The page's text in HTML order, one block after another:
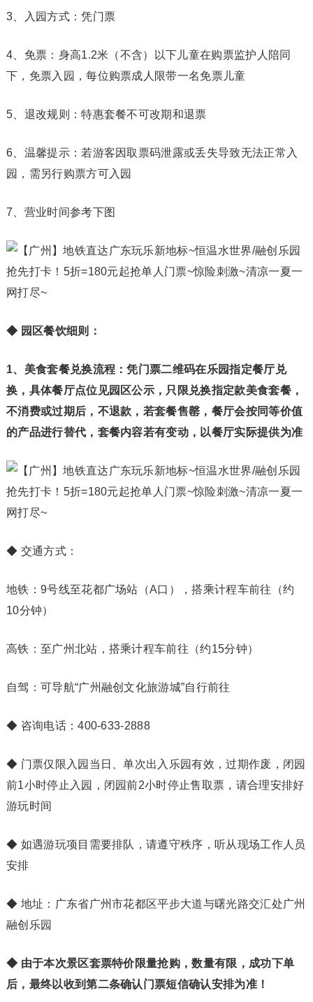
3、入园方式：凭门票
4、免票：身高1.2米（不含）以下儿童在购票监护人陪同
下，免票入园，每位购票成人限带一名免票儿童
5、退改规则：特惠套餐不可改期和退票
6、温馨提示：若游客因取票码泄露或丢失导致无法正常入
园，需另行购票方可入园
7、营业时间参考下图
◆ 园区餐饮细则：
1、美食套餐兑换流程：凭门票二维码在乐园指定餐厅兑
换，具体餐厅点位见园区公示，只限兑换指定款美食套餐，
不消费或过期后，不退款，若套餐售罄，餐厅会按同等价值
的产品进行替代，套餐内容若有变动，以餐厅实际提供为准
◆ 交通方式：
地铁：9号线至花都广场站（A口），搭乘计程车前往（约
10分钟）
高铁：至广州北站，搭乘计程车前往（约15分钟）
自驾：可导航“广州融创文化旅游城”自行前往
◆ 咨询电话：400-633-2888
◆ 门票仅限入园当日、单次出入乐园有效，过期作废，闭园
前1小时停止入园，闭园前2小时停止售取票，请合理安排好
游玩时间
◆ 如遇游玩项目需要排队，请遵守秩序，听从现场工作人员
安排
◆ 地址：广东省广州市花都区平步大道与曙光路交汇处广州
融创乐园
◆ 由于本次景区套票特价限量抢购，数量有限，成功下单
后，最终以收到第二条确认门票短信确认安排为准！